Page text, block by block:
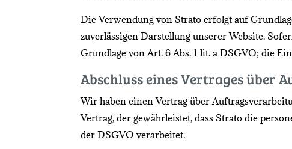
Die Verwendung von Strato erfolgt auf
zuverlässigen Darstellung unserer Website.
Grundlage von Art. 6 Abs. 1 lit. a DSGVO; die
Abschluss eines Vertrages über
Wir haben einen Vertrag über
Vertrag, der gewährleistet, dass Strato die
der DSGVO verarbeitet.